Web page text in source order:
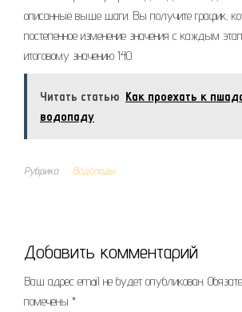
описанные выше шаги. Вы получите график,
постепенное изменение значения с каждым
итоговому значению 140.
Читать статью Как проехать к
водопаду
Рубрика Водопады
Добавить комментарий
Ваш адрес email не будет опубликован.
помечены *